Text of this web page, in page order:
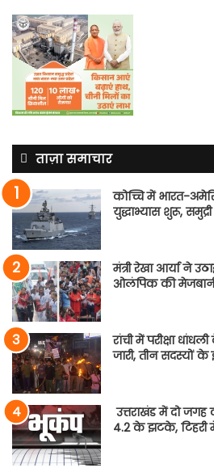
ताज़ा समाचार
कोच्चि में भारत-
युद्धाभ्यास शुरू,
मंत्री रेखा आर्या ने
ओलंपिक की
रांची में परीक्षा
जारी, तीन सदस्यों
उत्तराखंड में दो जगह
4.2 के झटके, टिहरी में